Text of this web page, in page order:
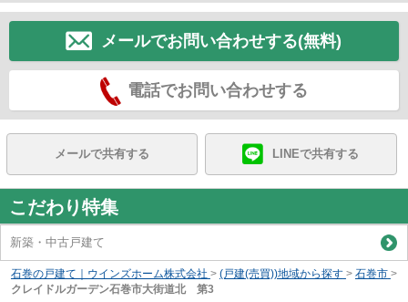
メールでお問い合わせする(無料)
電話でお問い合わせする
メールで共有する LINEで共有する
こだわり特集
新築・中古戸建て
石巻の戸建て｜ウインズホーム株式会社 > (戸建(売買))地域から探す > 石巻市 >
クレイドルガーデン石巻市大街道北 第3